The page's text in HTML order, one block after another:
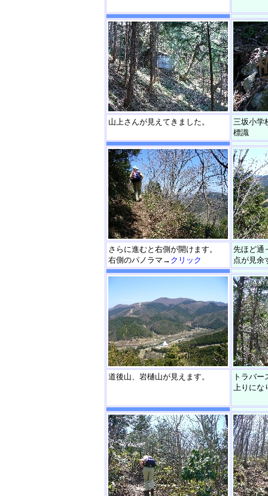
山上さんが見えてきました。
三坂小学
標識
さらに進むと右側が開けます。
右側のパノラマ→ クリック
先ほど通
点が見余
道後山、岩樋山が見えます。
トラバ
上りにな